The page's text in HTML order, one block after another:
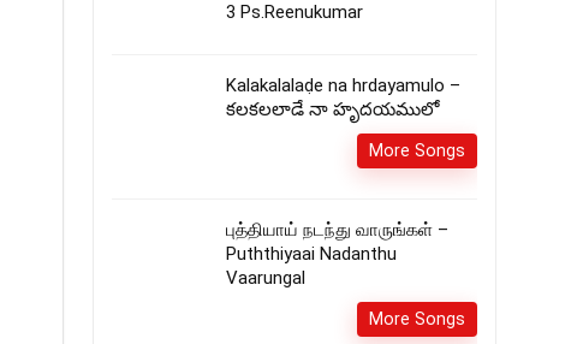
3 Ps.Reenukumar
Kalakalalaḍe na hrdayamulo –
కలకలలాడే నా హృదయములో
More Songs
புத்தியாய் நடந்து வாருங்கள் –
Puththiyaai Nadanthu
Vaarungal
More Songs